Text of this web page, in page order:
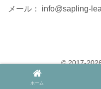
メール： info@sapling-
© 2017-
ホーム